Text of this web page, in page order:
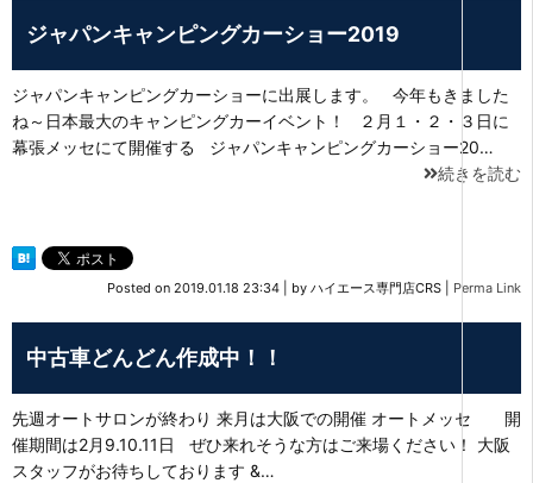
ジャパンキャンピングカーショー2019
ジャパンキャンピングカーショーに出展します。 今年もきました
ね～日本最大のキャンピングカーイベント！ ２月１・２・３日に
幕張メッセにて開催する ジャパンキャンピングカーショー20…
続きを読む
Posted on 2019.01.18 23:34 by ハイエース専門店CRS Perma Link
中古車どんどん作成中！！
先週オートサロンが終わり 来月は大阪での開催 オートメッセ 開
催期間は2月9.10.11日 ぜひ来れそうな方はご来場ください！ 大阪
スタッフがお待ちしております &…